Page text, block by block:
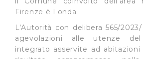
impostazioni di default e dunque la
navigazione in assenza di cookie o
tracciamento ad esclusione di quelli
indispensabili per una corretta
Firenze è Londa.
L’Autorità con delibera 565/
agevolazioni alle utenze
integrato asservite ad